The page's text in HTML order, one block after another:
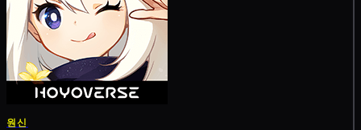
원신